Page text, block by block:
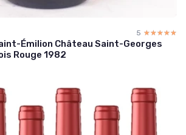
5 ☆☆☆☆☆
★★★★★
Émilion Château Saint-Georges
Rouge 1982